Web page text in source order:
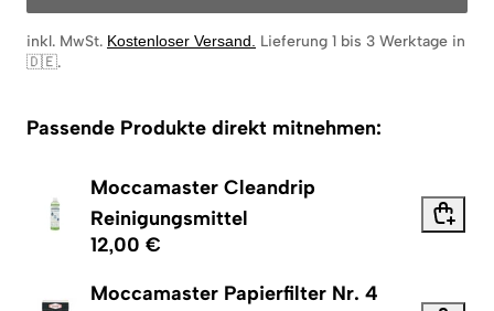
inkl. MwSt. Kostenloser Versand. Lieferung 1 bis 3 Werktage in
🇩🇪.
Passende Produkte direkt mitnehmen:
Moccamaster Cleandrip
Reinigungsmittel
12,00 €
Moccamaster Papierfilter Nr. 4